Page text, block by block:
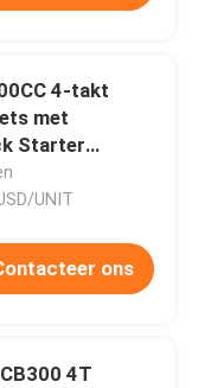
4-takt
met
Starter
UNIT
ons
4T